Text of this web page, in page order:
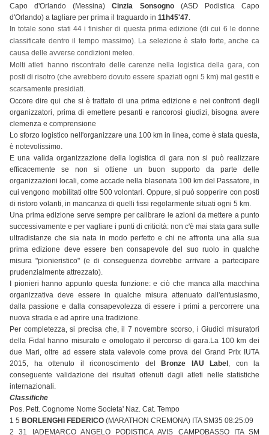
Capo d'Orlando (Messina)Cinzia Sonsogno(ASD Podistica Capo
d'Orlando) a tagliare per prima il traguardo in 11h45'47.
In totale sono stati 44 i finisher di questa prima edizione (di cui 6 le donne
classificate dentro il tempo massimo). La selezione è stato forte, anche ca
causa delle avverse condizioni meteo.
Molti atleti hanno riscontrato delle carenze nella logistica della gara, con
posti di risotro (che avrebbero dovuto essere spaziati ogni 5 km) mal gestiti e
scarsamente presidiati.
Occore dire qui che si è trattato di una prima edizione e nei confronti degli
organizzatori, prima di emettere pesanti e rancorosi giudizi, bisogna avere
clemenza e comprensione
Lo sforzo logistico nell'organizzare una 100 km in linea, come è stata questa,
è notevolissimo.
E una valida organizzazione della logistica di gara non si può realizzare
efficacemente se non si ottiene un buon supporto da parte delle
organizzazioni locali, come accade nella blasonata 100 km del Passatore, in
cui vengono mobilitati oltre 500 volontari. Oppure, si può sopperire con posti
di ristoro volanti, in mancanza di quelli fissi regolarmente situati ogni 5 km.
Una prima edizione serve sempre per calibrare le azioni da mettere a punto
successivamente e per vagliare i punti di criticità: non c'è mai stata gara sulle
ultradistanze che sia nata in modo perfetto e chi ne affronta una alla sua
prima edizione deve essere ben consapevole del suo ruolo in qualche
misura "pionieristico" (e di conseguenza dovrebbe arrivare a partecipare
prudenzialmente attrezzato).
I pionieri hanno appunto questa funzione: e ciò che manca alla macchina
organizzativa deve essere in qualche misura attenuato dall'entusiasmo,
dalla passione e dalla consapevolezza di essere i primi a percorrere una
nuova strada e ad aprire una tradizione.
Per completezza, si precisa che, il 7 novembre scorso, i Giudici misuratori
della Fidal hanno misurato e omologato il percorso di gara.La 100 km dei
due Mari, oltre ad essere stata valevole come prova del Grand Prix IUTA
2015, ha ottenuto il riconoscimento del
Bronze IAU Label , con la
conseguente validazione dei risultati ottenuti dagli atleti nelle statistiche
internazionali.
Classifiche
Pos. Pett. Cognome Nome Societa' Naz. Cat. Tempo
1 5 BORLENGHI FEDERICO (MARATHON CREMONA) ITA SM35 08:25:09
2 31 IADEMARCO ANGELO PODISTICA AVIS CAMPOBASSO ITA SM